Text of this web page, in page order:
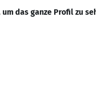
das ganze Profil zu